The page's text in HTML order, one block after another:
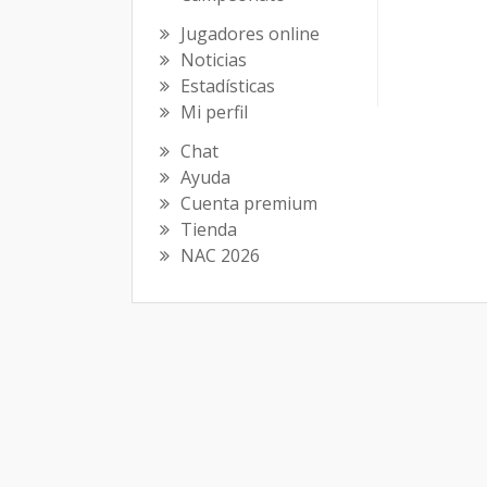
Jugadores online
Noticias
Estadísticas
Mi perfil
Chat
Ayuda
Cuenta premium
Tienda
NAC 2026